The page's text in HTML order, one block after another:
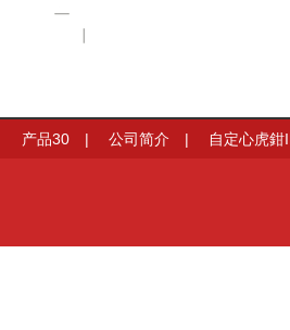
产品30 |公司简介 | 自定心虎鉗